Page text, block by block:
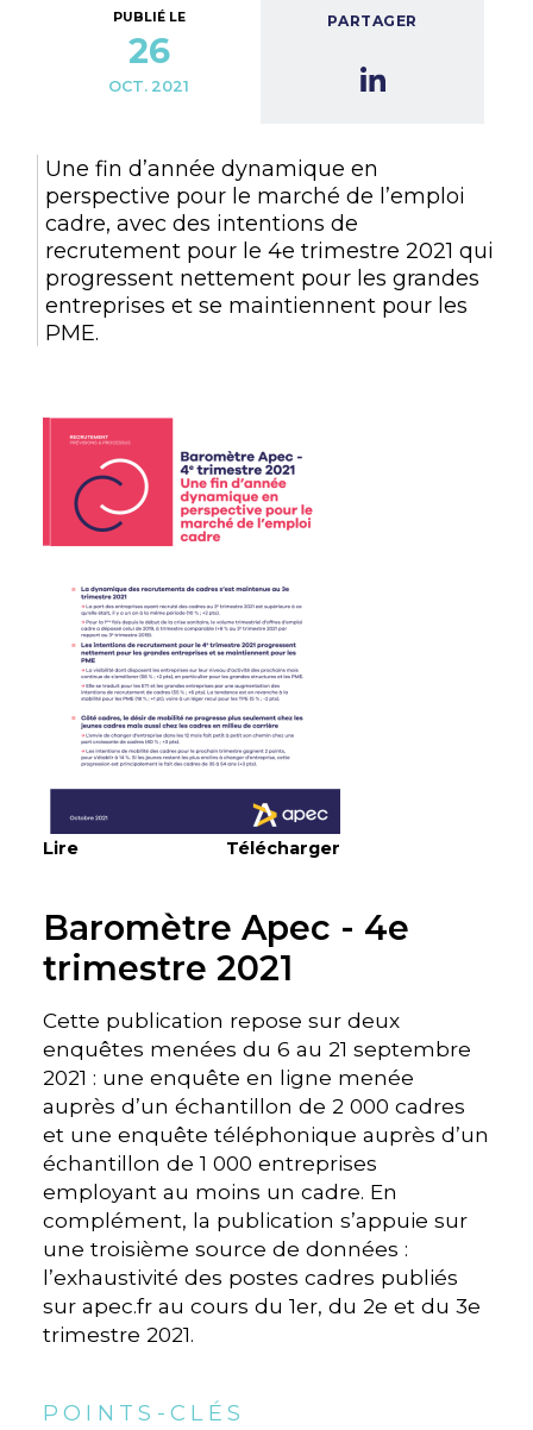
PUBLIÉ LE
26
OCT. 2021
PARTAGER
Une fin d’année dynamique en
perspective pour le marché de l’emploi
cadre, avec des intentions de
recrutement pour le 4e trimestre 2021 qui
progressent nettement pour les grandes
entreprises et se maintiennent pour les
PME.
Lire Télécharger
Baromètre Apec - 4e
trimestre 2021
Cette publication repose sur deux
enquêtes menées du 6 au 21 septembre
2021 : une enquête en ligne menée
auprès d’un échantillon de 2 000 cadres
et une enquête téléphonique auprès d’un
échantillon de 1 000 entreprises
employant au moins un cadre. En
complément, la publication s’appuie sur
une troisième source de données :
l’exhaustivité des postes cadres publiés
sur apec.fr au cours du 1er, du 2e et du 3e
trimestre 2021.
POINTS-CLÉS